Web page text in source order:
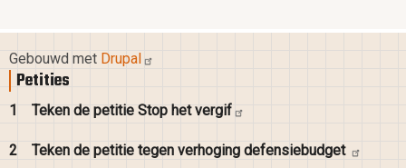
Gebouwd met Drupal
Petities
1 Teken de petitie Stop hetvergif
2 Teken de petitie tegen verhoging defensiebudget